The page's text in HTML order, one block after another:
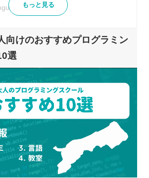
（テックジム）
（コーチテック）
Camp（コードキャンプ）
CAMP（テックキャンプ）
グスクールを検討するときの5つのポ
なゴールを設定する
る時間・予算を事前に決めておく
のスクールから選ぶ
ミや評判も参考にする
もっと見る
向けのおすすめプログラミン
選